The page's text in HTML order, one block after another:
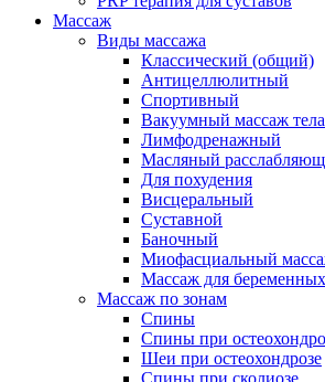
Массаж
Виды массажа
Классический (общий)
Антицеллюлитный
Спортивный
Вакуумный массаж тела
Лимфодренажный
Масляный
Для похудения
Висцеральный
Суставной
Баночный
Миофасциальный
Массаж для беременных
Массаж по зонам
Спины
Спины при
Шеи при остеохондрозе
Спины при сколиозе